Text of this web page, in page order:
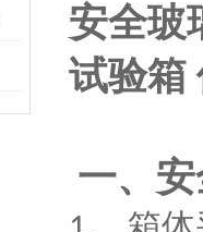
安全玻
试验箱
一、